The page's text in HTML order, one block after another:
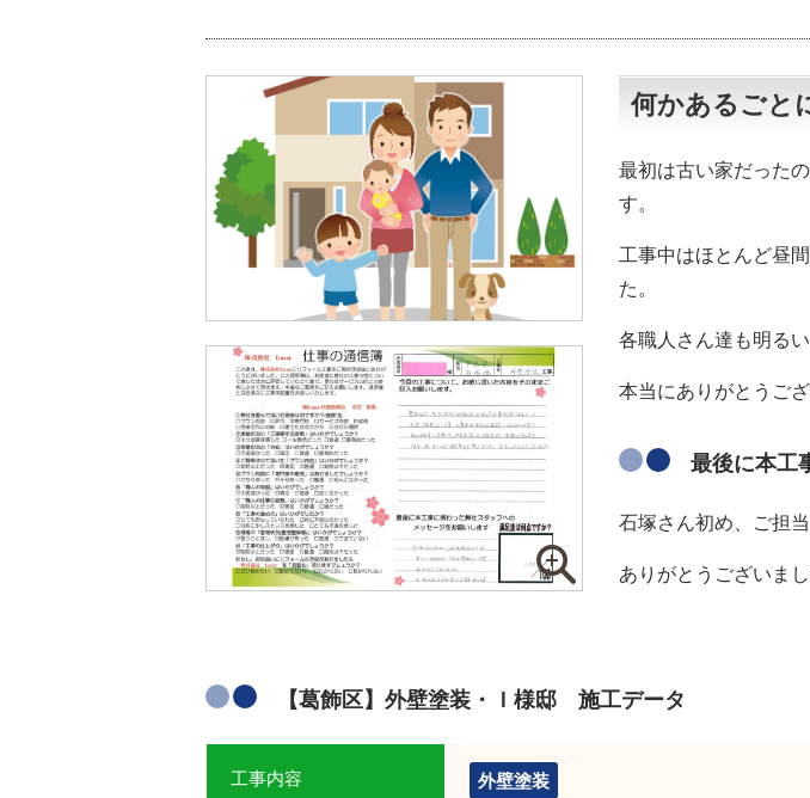
何かあるごと
最初は古い家だった
す。
工事中はほとんど昼
た。
各職人さん達も明る
本当にありがとうござ
最後に本工
石塚さん初め、ご担
ありがとうございま
【葛飾区】外壁塗装・Ｉ様邸 施工データ
工事内容 外壁塗装